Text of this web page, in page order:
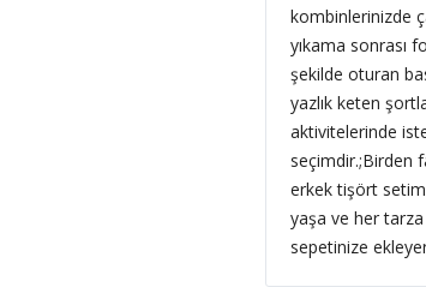
kombinlerinizde
yıkama sonrası
şekilde oturan
yazlık keten
aktivitelerinde
seçimdir.;Birden
erkek tişört
yaşa ve her
sepetinize